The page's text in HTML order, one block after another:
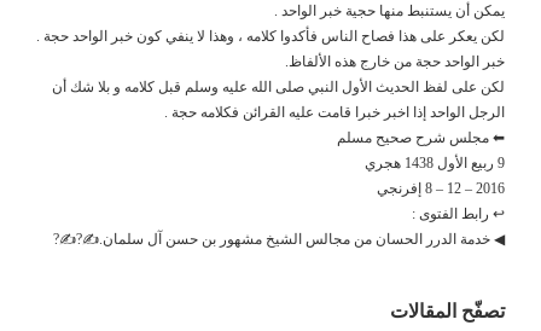
يمكن أن يستنبط منها حجية خبر الواحد .
لكن يعكر على هذا فصاح الناس فأكدوا كلامه ، وهذا لا ينفي كون خبر الواحد حجة .
خبر الواحد حجة من خارج هذه الألفاظ.
لكن على لفظ الحديث الأول النبي صلى الله عليه وسلم قبل كلامه و بلا شك أن
الرجل الواحد إذا اخبر خبرا قامت عليه القرائن فكلامه حجة .
⬅ مجلس شرح صحيح مسلم
9 ربيع الأول 1438 هجري
2016 – 12 – 8 إفرنجي
↩ رابط الفتوى :
◀ خدمة الدرر الحسان من مجالس الشيخ مشهور بن حسن آل سلمان.✍?✍?
تصفّح المقالات